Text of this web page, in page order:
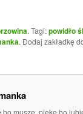
. Tagi:powidło
. Dodaj zakładkę
bo muszę, piekę bo